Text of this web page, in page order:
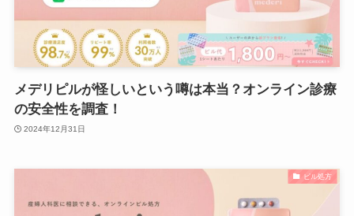
メデリピルが怪しいという噂は本当？オンライン診療
の安全性を調査！
2024年12月31日
ピル処方